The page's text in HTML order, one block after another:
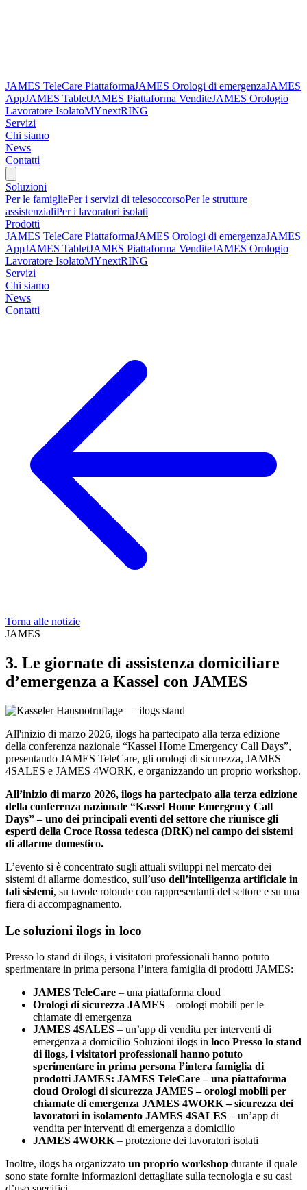
JAMES TeleCare PiattaformaJAMES Orologi di emergenzaJAMES
AppJAMES TabletJAMES Piattaforma VenditeJAMES Orologio
Lavoratore IsolatoMYnextRING
Servizi
Chi siamo
News
Contatti
Soluzioni
Per le famigliePer i servizi di telesoccorsoPer le strutture
assistenzialiPer i lavoratori isolati
Prodotti
JAMES TeleCare PiattaformaJAMES Orologi di emergenzaJAMES
AppJAMES TabletJAMES Piattaforma VenditeJAMES Orologio
Lavoratore IsolatoMYnextRING
Servizi
Chi siamo
News
Contatti
Torna alle notizie
JAMES
3. Le giornate di assistenza domiciliare
d’emergenza a Kassel con JAMES
All'inizio di marzo 2026, ilogs ha partecipato alla terza edizione
della conferenza nazionale “Kassel Home Emergency Call Days”,
presentando JAMES TeleCare, gli orologi di sicurezza, JAMES
4SALES e JAMES 4WORK, e organizzando un proprio workshop.
All’inizio di marzo 2026, ilogs ha partecipato alla terza edizione
della conferenza nazionale “Kassel Home Emergency Call
Days” – uno dei principali eventi del settore che riunisce gli
esperti della Croce Rossa tedesca (DRK) nel campo dei sistemi
di allarme domestico.
L’evento si è concentrato sugli attuali sviluppi nel mercato dei
sistemi di allarme domestico, sull’uso dell’intelligenza artificiale in
tali sistemi, su tavole rotonde con rappresentanti del settore e su una
fiera di accompagnamento.
Le soluzioni ilogs in loco
Presso lo stand di ilogs, i visitatori professionali hanno potuto
sperimentare in prima persona l’intera famiglia di prodotti JAMES:
JAMES TeleCare – una piattaforma cloud
Orologi di sicurezza JAMES – orologi mobili per le
chiamate di emergenza
JAMES 4SALES – un’app di vendita per interventi di
emergenza a domicilio Soluzioni ilogs in loco Presso lo stand
di ilogs, i visitatori professionali hanno potuto
sperimentare in prima persona l’intera famiglia di
prodotti JAMES: JAMES TeleCare – una piattaforma
cloud Orologi di sicurezza JAMES – orologi mobili per
chiamate di emergenza JAMES 4WORK – sicurezza dei
lavoratori in isolamento JAMES 4SALES – un’app di
vendita per interventi di emergenza a domicilio
JAMES 4WORK – protezione dei lavoratori isolati
Inoltre, ilogs ha organizzato un proprio workshop durante il quale
sono state fornite informazioni dettagliate sulla tecnologia e su casi